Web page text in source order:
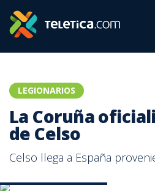
LEGIONARIOS
La Coruña
de Celso
Celso llega a España